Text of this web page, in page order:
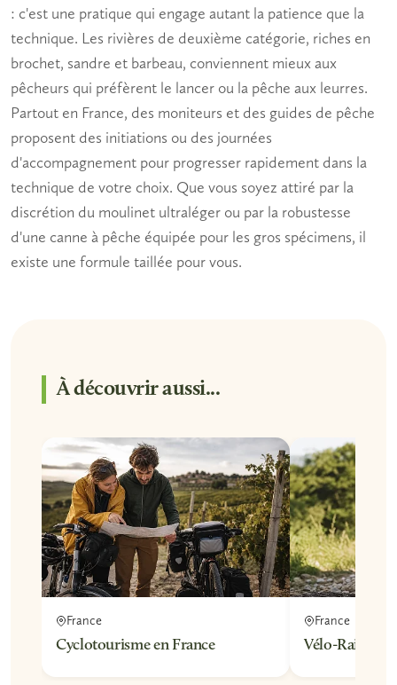
: c'est une pratique qui engage autant la patience que la
technique. Les rivières de deuxième catégorie, riches en
brochet, sandre et barbeau, conviennent mieux aux
pêcheurs qui préfèrent le lancer ou la pêche aux leurres.
Partout en France, des moniteurs et des guides de pêche
proposent des initiations ou des journées
d'accompagnement pour progresser rapidement dans la
technique de votre choix. Que vous soyez attiré par la
discrétion du moulinet ultraléger ou par la robustesse
d'une canne à pêche équipée pour les gros spécimens, il
existe une formule taillée pour vous.
À découvrir aussi...
France
Cyclotourisme en France
France
Vélo-Rail en